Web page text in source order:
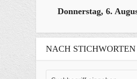
Donnerstag, 6.
NACH